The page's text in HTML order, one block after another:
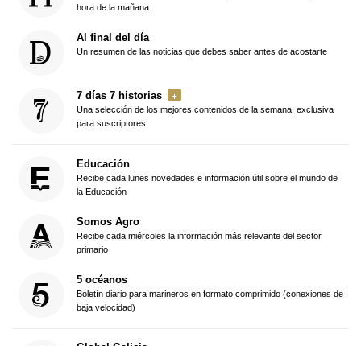
hora de la mañana
Al final del día
Un resumen de las noticias que debes saber antes de acostarte
7 días 7 historias
Una selección de los mejores contenidos de la semana, exclusiva
para suscriptores
Educación
Recibe cada lunes novedades e información útil sobre el mundo de
la Educación
Somos Agro
Recibe cada miércoles la información más relevante del sector
primario
5 océanos
Boletín diario para marineros en formato comprimido (conexiones de
baja velocidad)